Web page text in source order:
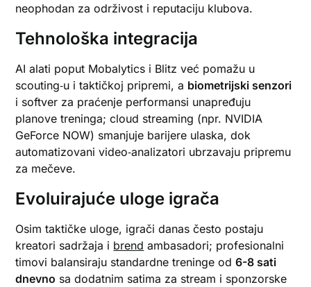
neophodan za održivost i reputaciju klubova.
Tehnološka integracija
AI alati poput Mobalytics i Blitz već pomažu u
scouting‑u i taktičkoj pripremi, a biometrijski senzori
i softver za praćenje performansi unapređuju
planove treninga; cloud streaming (npr. NVIDIA
GeForce NOW) smanjuje barijere ulaska, dok
automatizovani video‑analizatori ubrzavaju pripremu
za mečeve.
Evoluirajuće uloge igrača
Osim taktičke uloge, igrači danas često postaju
kreatori sadržaja i brend ambasadori; profesionalni
timovi balansiraju standardne treninge od6-8 sati
dnevno sa dodatnim satima za stream i sponzorske